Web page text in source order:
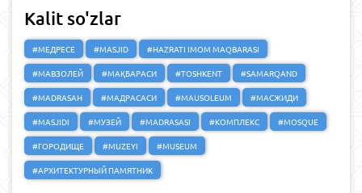
Kalit so'zlar
#МЕДРЕСЕ #MASJID
#HAZRATI IMOM MAQBARASI
#МАВЗОЛЕЙ
#МАҚБАРАСИ #TOSHKENT
#SAMARQAND
#MADRASAH
#МАДРАСАСИ #MAUSOLEUM
#МАСЖИДИ
#MASJIDI
#МУЗЕЙ #MADRASASI #КОМПЛЕКС
#MOSQUE
#ГОРОДИЩЕ
#MUZEYI
#MUSEUM
#АРХИТЕКТУРНЫЙ ПАМЯТНИК